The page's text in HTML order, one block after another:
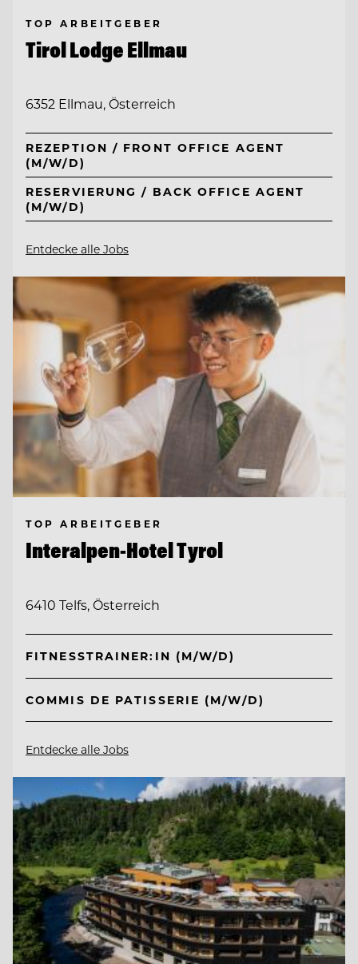
TOP ARBEITGEBER
Tirol Lodge Ellmau
6352 Ellmau, Österreich
REZEPTION / FRONT OFFICE AGENT
(M/W/D)
RESERVIERUNG / BACK OFFICE AGENT
(M/W/D)
Entdecke alle Jobs
TOP ARBEITGEBER
Interalpen-Hotel Tyrol
6410 Telfs, Österreich
FITNESSTRAINER:IN (M/W/D)
COMMIS DE PATISSERIE (M/W/D)
Entdecke alle Jobs